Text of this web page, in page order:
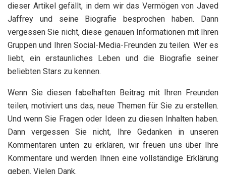
dieser Artikel gefällt, in dem wir das Vermögen von Javed
Jaffrey und seine Biografie besprochen haben. Dann
vergessen Sie nicht, diese genauen Informationen mit Ihren
Gruppen und Ihren Social-Media-Freunden zu teilen. Wer es
liebt, ein erstaunliches Leben und die Biografie seiner
beliebten Stars zu kennen.
Wenn Sie diesen fabelhaften Beitrag mit Ihren Freunden
teilen, motiviert uns das, neue Themen für Sie zu erstellen.
Und wenn Sie Fragen oder Ideen zu diesen Inhalten haben.
Dann vergessen Sie nicht, Ihre Gedanken in unseren
Kommentaren unten zu erklären, wir freuen uns über Ihre
Kommentare und werden Ihnen eine vollständige Erklärung
geben. Vielen Dank.